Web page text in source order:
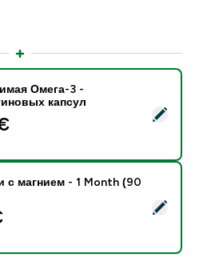
3 - 90желатиновых капсул
Омега-3 -
капсул
- 1 Month (90 Tablets)
с магнием - 1 Month (90